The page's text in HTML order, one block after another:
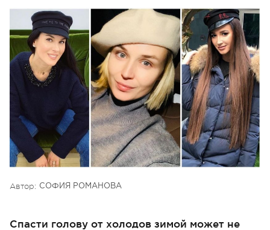
Автор: СОФИЯ РОМАНОВА
Спасти голову от холодов зимой может не